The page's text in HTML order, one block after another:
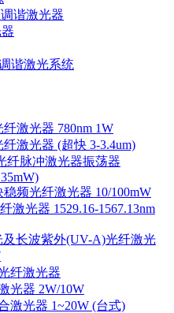
谐激光器
谐激光系统
激光器 780nm 1W
激光器 (超快 3-3.4um)
纤脉冲激光器振荡器
稳频光纤激光器 10/100mW
激光器 1529.16-1567.13nm
及长波紫外(UV-A)光纤激光
纤激光器
光器 2W/10W
激光器 1~20W (台式)